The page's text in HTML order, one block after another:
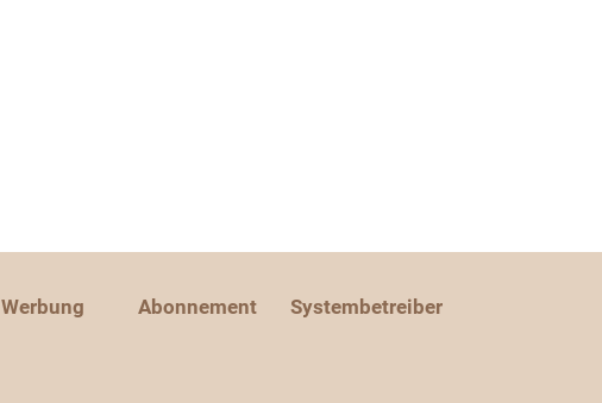
Werbung Abonnement Systembetreiber